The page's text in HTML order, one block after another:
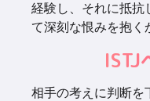
経験し、それに抵抗
て深刻な恨みを抱く
ISTJ
相手の考えに判断を